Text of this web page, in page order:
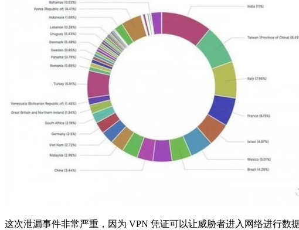
这次泄漏事件非常严重，因为 VPN 凭证可以让威胁者进入网络进行数